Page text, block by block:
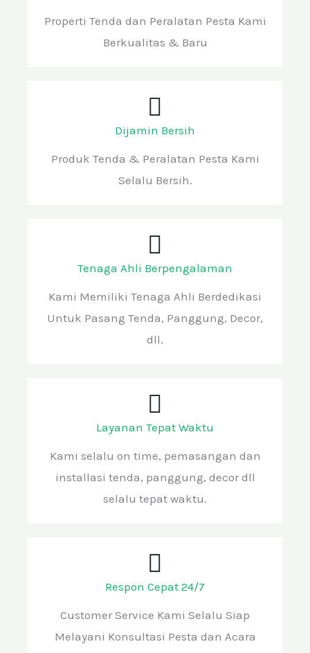
Properti Tenda dan Peralatan Pesta Kami
Berkualitas & Baru
Dijamin Bersih
Produk Tenda & Peralatan Pesta Kami
Selalu Bersih.
Tenaga Ahli Berpengalaman
Kami Memiliki Tenaga Ahli Berdedikasi
Untuk Pasang Tenda, Panggung, Decor,
dll.
Layanan Tepat Waktu
Kami selalu on time, pemasangan dan
installasi tenda, panggung, decor dll
selalu tepat waktu.
Respon Cepat 24/7
Customer Service Kami Selalu Siap
Melayani Konsultasi Pesta dan Acara